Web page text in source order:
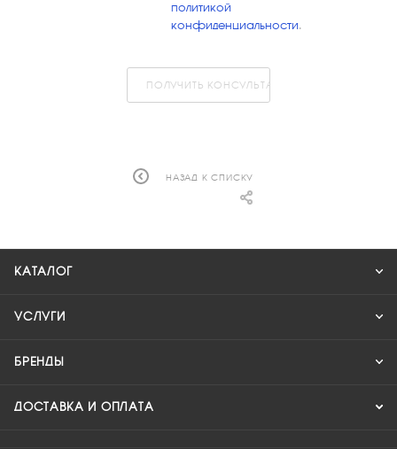
политикой
конфиденциальности.
ПОЛУЧИТЬ КОНСУЛЬТАЦИЮ
НАЗАД К СПИСКУ
КАТАЛОГ
УСЛУГИ
БРЕНДЫ
ДОСТАВКА И ОПЛАТА